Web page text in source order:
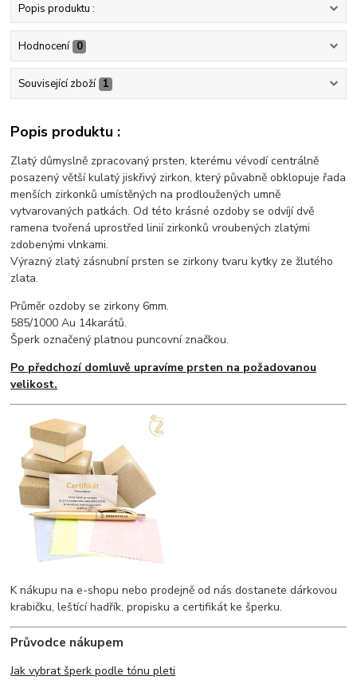
Popis produktu :
Hodnocení 0
Související zboží 1
Popis produktu :
Zlatý důmyslně zpracovaný prsten, kterému vévodí centrálně
posazený větší kulatý jiskřivý zirkon, který půvabně obklopuje řada
menších zirkonků umístěných na prodloužených umně
vytvarovaných patkách. Od této krásné ozdoby se odvíjí dvě
ramena tvořená uprostřed linií zirkonků vroubených zlatými
zdobenými vlnkami.
Výrazný zlatý zásnubní prsten se zirkony tvaru kytky ze žlutého
zlata.
Průměr ozdoby se zirkony 6mm.
585/1000 Au 14karátů.
Šperk označený platnou puncovní značkou.
Po předchozí domluvě upravíme prsten na požadovanou
velikost.
K nákupu na e-shopu nebo prodejně od nás dostanete dárkovou
krabičku, leštící hadřík, propisku a certifikát ke šperku.
Průvodce nákupem
Jak vybrat šperk podle tónu pleti